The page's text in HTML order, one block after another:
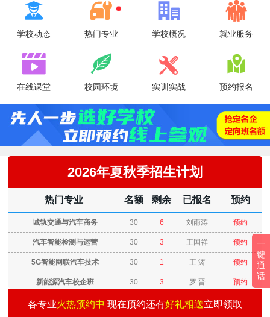

学校动态

热门专业

学校概况

就业服务

在线课堂

校园环境

实训实战

预约报名
2026年夏秋季招生计划
热门专业 名额 剩余 已报名 预约
城轨交通与汽车商务 30 6 刘雨涛 预约
汽车智能检测与运营 30 3 王国祥 预约
5G智能网联汽车技术 30 1 王 涛 预约
新能源汽车校企班 30 3 罗 晋 预约
汽车新能源专修 30 3 王爱因 预约
各专业火热预约中 现在预约还有好礼相送立即领取
一
键
通
话